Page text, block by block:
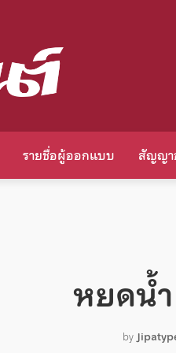
รายชื่อผู้ออกแบบ สัญญ
หยดน้
by